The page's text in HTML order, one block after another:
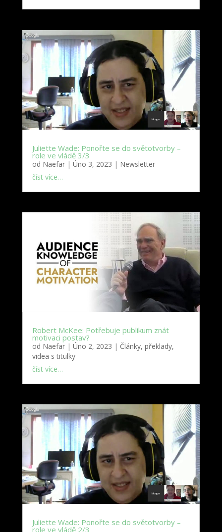
Juliette Wade: Ponořte se do světotvorby –
role ve vládě 3/3
od Naefar| Úno 3, 2023 | Newsletter
číst více…
Robert McKee: Potřebuje publikum znát
motivaci postav?
od Naefar| Úno 2, 2023 | Články, překlady,
videa s titulky
číst více…
Juliette Wade: Ponořte se do světotvorby –
role ve vládě 2/3